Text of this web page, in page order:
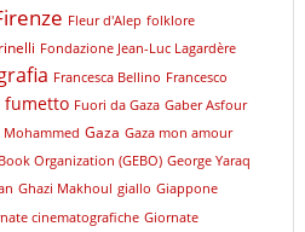
Fleur d'Alep folklore
Fondazione Jean-Luc Lagardère
Francesca Bellino Francesco
fumetto Fuori da Gaza Gaber Asfour
Mohammed Gaza Gaza mon amour
Organization (GEBO) George Yaraq
Ghazi Makhoul giallo Giappone
cinematografiche Giornate